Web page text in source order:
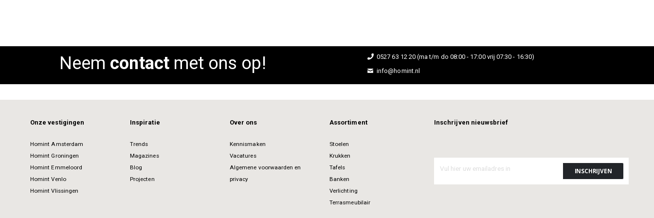
Neem contactmet ons op!
0527 63 12 20 (ma t/m do 08:00 - 17:00 vrij 07:30 - 16:30)
info@homint.nl
Onze vestigingen
Homint Amsterdam
Homint Groningen
Homint Emmeloord
Homint Venlo
Homint Vlissingen
Inspiratie
Trends
Magazines
Blog
Projecten
Over ons
Kennismaken
Vacatures
Algemene voorwaarden en
privacy
Assortiment
Stoelen
Krukken
Tafels
Banken
Verlichting
Terrasmeubilair
Inschrijven nieuwsbrief